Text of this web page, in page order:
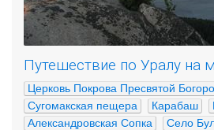
Путешествие по Уралу на
Церковь Покрова Пресвятой
Сугомакская пещера
Карабаш
Александровская Сопка
Село